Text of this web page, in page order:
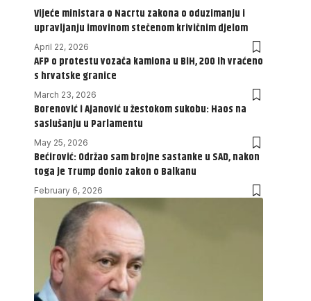
Vijeće ministara o Nacrtu zakona o oduzimanju i
upravljanju imovinom stečenom krivičnim djelom
April 22, 2026
AFP o protestu vozača kamiona u BiH, 200 ih vraćeno
s hrvatske granice
March 23, 2026
Borenović i Ajanović u žestokom sukobu: Haos na
saslušanju u Parlamentu
May 25, 2026
Bećirović: Održao sam brojne sastanke u SAD, nakon
toga je Trump donio zakon o Balkanu
February 6, 2026